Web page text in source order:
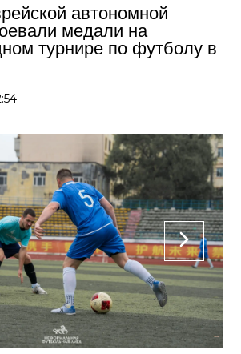
автономной
медали на
турнире по футболу в